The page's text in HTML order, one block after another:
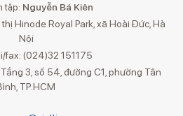
tập: Nguyễn Bá Kiên
Hinode Royal Park, xã Hoài Đức, Hà
Nội
fax: (024)32 151175
3, số 54, đường C1, phường Tân
TP.HCM